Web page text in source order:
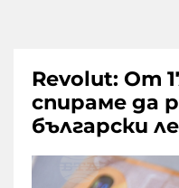
Revolut: От
спираме да
български